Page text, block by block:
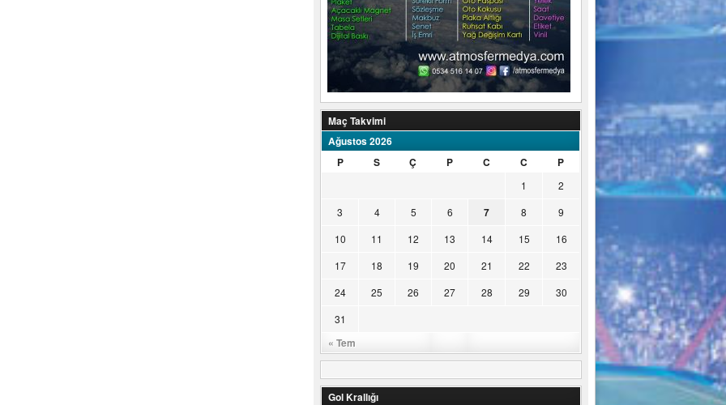
Maç Takvimi
Ağustos 2026
P
S Ç P C C P
« Tem
1
2
3
4 5 6 7 8
9
10
11 12 13 14 15
16
17
18 19 20 21 22
23
24
25 26 27 28 29
30
31
Gol Krallığı